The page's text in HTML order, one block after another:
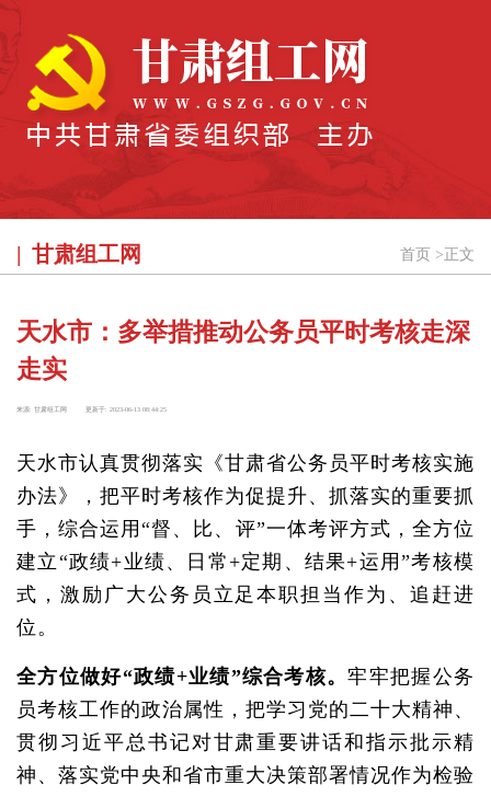
甘肃组工网 首页 > 正文
天水市：多举措推动公务员平时考核走深
走实
来源: 甘肃组工网 更新于: 2023-06-13 08:44:25
天水市认真贯彻落实《甘肃省公务员平时考核实施
办法》，把平时考核作为促提升、抓落实的重要抓
手，综合运用“督、比、评”一体考评方式，全方位
建立“政绩+业绩、日常+定期、结果+运用”考核模
式，激励广大公务员立足本职担当作为、追赶进
位。
全方位做好“政绩+业绩”综合考核。牢牢把握公务
员考核工作的政治属性，把学习党的二十大精神、
贯彻习近平总书记对甘肃重要讲话和指示批示精
神、落实党中央和省市重大决策部署情况作为检验